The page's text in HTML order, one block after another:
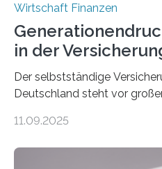
Wirtschaft Finanzen
in der
Der selbstständige
Deutschland steht vor
Dr. Matthias Beenken und
Bundesverbands Deutscher
11.09.2025